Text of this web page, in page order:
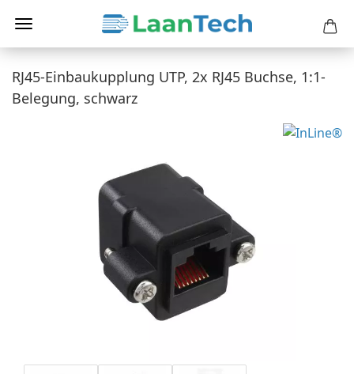
RJ45-Einbaukupplung UTP, 2x RJ45 Buchse, 1:1-
Belegung, schwarz